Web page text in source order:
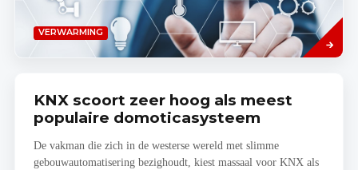
VERWARMING
Read
more
KNX scoort zeer hoog als meest
populaire domoticasysteem
De vakman die zich in de westerse wereld met slimme
gebouwautomatisering bezighoudt, kiest massaal voor KNX als